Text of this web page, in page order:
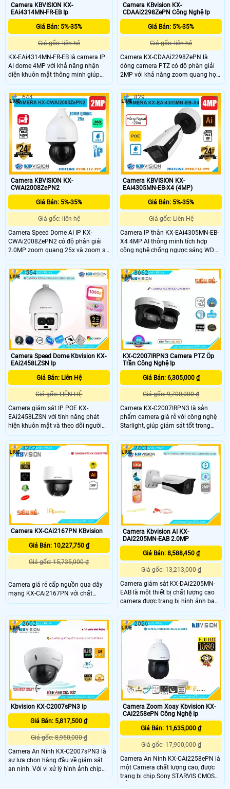
Camera KBVISION KX-
EAi4314MN-FR-EB Ip
Giá Bán: 5%-35%
Giá gốc: liên hệ
KX-EAi4314MN-FR-EB là camera IP
AI dome 4MP với khả năng nhận
diện khuôn mặt thông minh giúp
phát hiện và chụp ảnh khuôn mặt
chính xác. Có tầm xa hồng ngoại
40m, chống ngược sáng WDR
140dB đảm bảo hình ảnh rõ nét
trong mọi điều kiện ánh sáng. Ngoài
ra, camera còn hỗ trợ khe cắm thẻ
nhớ lên đến 256GB, đạt chuẩn
chống nước IP67 và chống va đập
IK10 giá rẻ.
Camera KBvision KX-
CDAAi2298ZePN Công Nghệ Ip
Giá Bán: 5%-35%
Giá gốc: liên hệ
Camera KX-CDAAi2298ZePN là
dòng camera PTZ có độ phân giải
2MP với khả năng zoom quang học
25× và quay xoay 360 độ giúp quan
sát rõ ràng ở khoảng cách xa. Công
nghệ Starlight cho hình ảnh sắc nét
trong điều kiện ánh sáng yếu, cùng
hồng ngoại lên đến 120m. Ngoài ra,
camera còn hỗ trợ phát hiện và
chụp tối đa 8 khuôn mặt cùng lúc
nâng cao hiệu quả giám sát an
ninh.
Camera KBVISION KX-
CWAi2008ZePN2
Giá Bán: 5%-35%
Giá gốc: liên hệ
Camera Speed Dome AI IP KX-
CWAi2008ZePN2 có độ phân giải
2.0MP zoom quang 25x và zoom số
16x giúp quan sát rõ nét ở khoảng
cách xa. Camera PTZ hỗ trợ AI nhận
diện người, xe và phát hiện khuôn
mặt cùng khe cắm thẻ nhớ MicroSD
tối đa 512GB. Với tầm xa hồng
ngoại 100m và khả năng quay xoay
360 độ camera phù hợp cho giám
sát an ninh chuyên nghiệp.
644
Camera KBVISION KX-
EAi4305MN-EB-X4 (4MP)
Giá Bán: 5%-35%
Giá gốc: Liên Hệ
Camera IP thân KX-EAi4305MN-EB-
X4 4MP AI thông minh tích hợp
công nghệ chống ngược sáng WDR
150dB, tầm xa hồng ngoại lên đến
120m. Camera hỗ trợ nhận diện
khuôn mặt, phân biệt người và xe, tự
động chụp và phân tích biển số với
chống nước IP67, IK10 và khe cắm
thẻ nhớ 1TB, đây là giải pháp an
ninh tối ưu cho mọi môi trường.
829
Camera Speed Dome Kbvision KX-
EAi2458LZSN Ip
Giá Bán: Liên Hệ
Giá gốc: LIÊN HỆ
Camera giám sát IP POE KX-
EAi2458LZSN với tính năng phát
hiện khuôn mặt và theo dõi người
xâm nhập tự động. Trang bị công
nghệ nổi bật DWDR 120db chống
ngược sáng, hồng ngoại siêu xa và
Starlight cho hình ảnh sắc nét ban
đêm. Thiết kế nhỏ gọn, chống nước
IP67, xoay zoom từ xa, hỗ trợ thẻ
nhớ, nén H.265+ tiết kiệm chi phí lưu
trữ đáng kể
1554
KX-C2007IRPN3 Camera PTZ Ốp
Trần Công Nghệ Ip
Giá Bán: 6,305,000 ₫
Giá gốc: 9,700,000 ₫
Camera KX-C2007IRPN3 là sản
phẩm camera giá rẻ với công nghệ
Starlight, giúp giám sát tốt trong
môi trường thiếu ánh sáng. Sử dụng
kết nối IP POE tiện lợi, trang bị khả
năng PTZ linh hoạt, xoay ngang dọc
dễ dàng. Chip xử lý hình ảnh CMOS
cho hình ảnh màu đẹp, giám sát
ban đêm qua hồng ngoại 50m. Thi
công gọn nhẹ, hình ảnh sắc nét đến
3662
Camera KX-CAi2167PN KBvision
Giá Bán: 10,227,750 ₫
Giá gốc: 15,735,000 ₫
Camera giá rẻ cấp nguồn qua dây
mạng KX-CAi2167PN với chất
lượng hình ảnh 2.0 MP đáng tin cậy.
ngoại 100m giúp bạn có thể quan
sát vào ban đêm một cách rõ ràng.
Nền tảng IP POE cho phép xử lý
3272
Camera Kbvision AI KX-
DAi2205MN-EAB 2.0MP
Giá Bán: 8,588,450 ₫
Giá gốc: 13,213,000 ₫
Camera giám sát KX-DAi2205MN-
EAB là một thiết bị chất lượng cao
camera được trang bị hình ảnh ban
đêm sắc nét với công nghệ hồng
ngoại 60m. Camera giám sát với độ
phân giải FULL HD 1080P và sử
dụng công nghệ hình ảnh IP POE
giúp truyền tải dữ liệu một cách
nhanh chóng và ổn định. Thiết kế
thân kim loại mang lại độ bền và sự
sang trọng
2401
Kbvision KX-C2007sPN3 Ip
Giá Bán: 5,817,500 ₫
Giá gốc: 8,950,000 ₫
Camera An Ninh KX-C2007sPN3 là
sự lựa chọn hàng đầu về giám sát
an ninh. Với vi xử lý hình ảnh chip
Sony STARVIS CMOS, Camera đảm
2602
Camera Zoom Xoay Kbvision KX-
CAi2258ePN Công Nghệ Ip
Giá Bán: 11,635,000 ₫
Giá gốc: 17,900,000 ₫
Camera An Ninh KX-CAi2258ePN là
một Camera chất lượng cao, được
trang bị chip Sony STARVIS CMOS
để xử lý hình ảnh một cách chính
2026